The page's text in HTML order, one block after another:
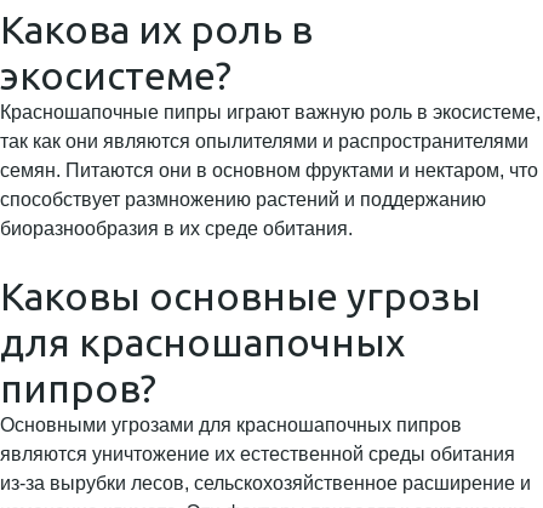
Какова их роль в
экосистеме?
Красношапочные пипры играют важную роль в экосистеме,
так как они являются опылителями и распространителями
семян. Питаются они в основном фруктами и нектаром, что
способствует размножению растений и поддержанию
биоразнообразия в их среде обитания.
Каковы основные угрозы
для красношапочных
пипров?
Основными угрозами для красношапочных пипров
являются уничтожение их естественной среды обитания
из-за вырубки лесов, сельскохозяйственное расширение и